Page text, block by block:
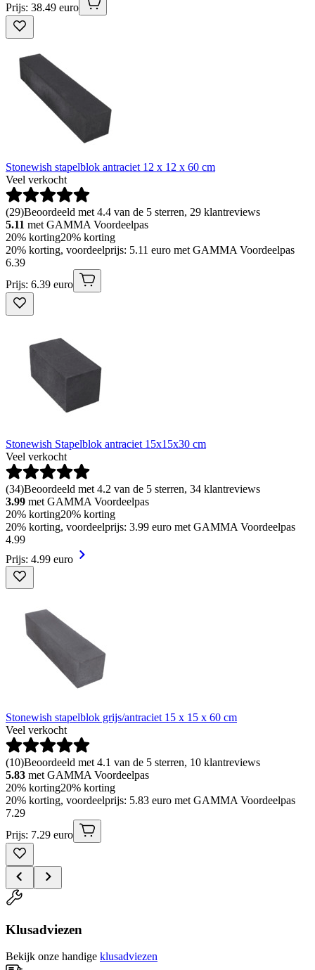
Prijs: 38.49 euro
Stonewish stapelblok antraciet 12 x 12 x 60 cm
Veel verkocht
(29)Beoordeeld met 4.4 van de 5 sterren, 29 klantreviews
5.11 met GAMMA Voordeelpas
20% korting20% korting
20% korting, voordeelprijs: 5.11 euro met GAMMA Voordeelpas
6.39
Prijs: 6.39 euro
Stonewish Stapelblok antraciet 15x15x30 cm
Veel verkocht
(34)Beoordeeld met 4.2 van de 5 sterren, 34 klantreviews
3.99 met GAMMA Voordeelpas
20% korting20% korting
20% korting, voordeelprijs: 3.99 euro met GAMMA Voordeelpas
4.99
Prijs: 4.99 euro
Stonewish stapelblok grijs/antraciet 15 x 15 x 60 cm
Veel verkocht
(10)Beoordeeld met 4.1 van de 5 sterren, 10 klantreviews
5.83 met GAMMA Voordeelpas
20% korting20% korting
20% korting, voordeelprijs: 5.83 euro met GAMMA Voordeelpas
7.29
Prijs: 7.29 euro
Klusadviezen
Bekijk onze handige klusadviezen